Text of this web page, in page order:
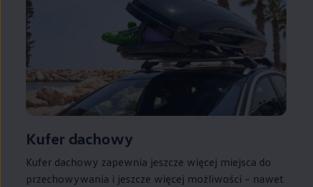
Kufer dachowy
Kufer dachowy zapewnia jeszcze więcej miejsca do
przechowywania i jeszcze więcej możliwości – nawet